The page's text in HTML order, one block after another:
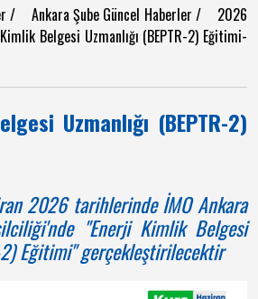
/ Ankara Şube Güncel Haberler/ 2026
Belgesi Uzmanlığı (BEPTR-2) Eğitimi-
Uzmanlığı (BEPTR-2)
2026 tarihlerinde İMO Ankara
"Enerji Kimlik Belgesi
2) Eğitimi" gerçekleştirilecektir